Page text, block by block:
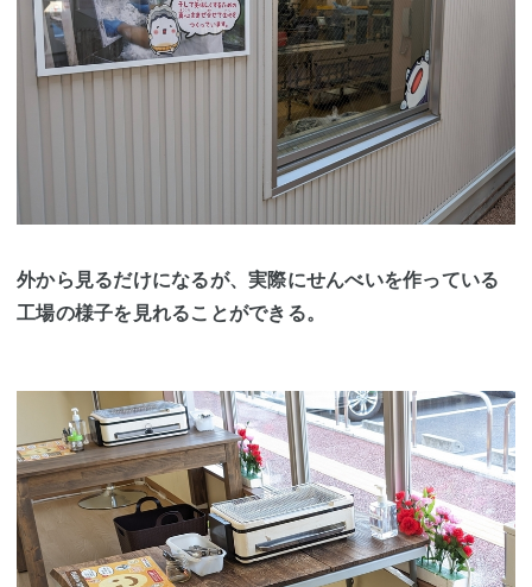
外から見るだけになるが、実際にせんべいを作っている
工場の様子を見れることができる。